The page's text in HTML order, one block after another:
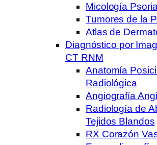
Micología
Tumores de la
Atlas de
Diagnóstico por
CT RNM
Anatomía
Radiológica
Angiografía
Radiología de
Tejidos Blandos
RX Corazón